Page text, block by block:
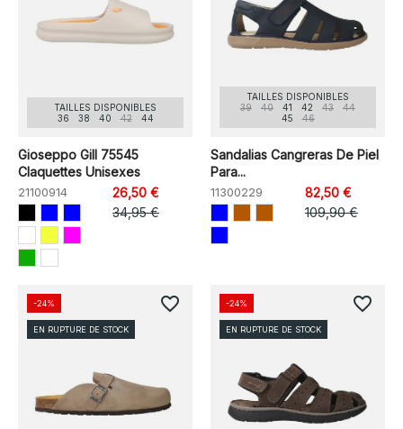
TAILLES DISPONIBLES
36
38 40 42 44
Gioseppo Gill 75545
Claquettes Unisexes
21100914
26,50 €
34,95 €
TAILLES DISPONIBLES
39
40 41 42 43
44
45
46
Sandalias Cangreras De Piel
Para...
11300229
82,50 €
109,90 €
-24%
EN RUPTURE DE STOCK
favorite_border -24%
EN RUPTURE DE STOCK
favorite_border